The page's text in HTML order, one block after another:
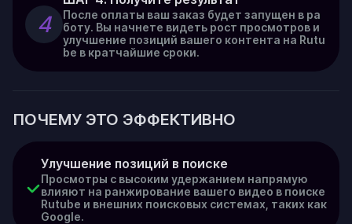
4
После оплаты ваш заказ будет запущен в ра
боту. Вы начнете видеть рост просмотров и
улучшение позиций вашего контента на Rutu
be в кратчайшие сроки.
ПОЧЕМУ ЭТО ЭФФЕКТИВНО
Улучшение позиций в поиске
Просмотры с высоким удержанием напрямую
влияют на ранжирование вашего видео в поиске
Rutube и внешних поисковых системах, таких как
Google.